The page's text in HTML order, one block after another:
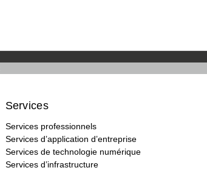
Services
Services professionnels
Services d’application d’entreprise
Services de technologie numérique
Services d’infrastructure